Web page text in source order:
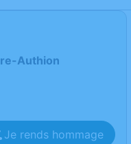
Authion
Je rends hommage